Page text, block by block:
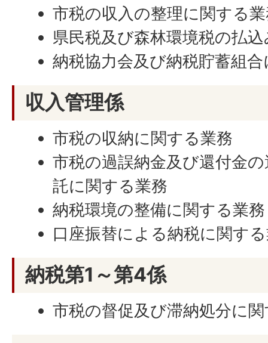
市税の収入の整理に関する
県民税及び森林環境税の払
納税協力会及び納税貯蓄組
収入管理係
市税の収納に関する業務
市税の過誤納金及び還付金
託に関する業務
納税環境の整備に関する業務
口座振替による納税に関す
納税第1～第4係
市税の督促及び滞納処分に